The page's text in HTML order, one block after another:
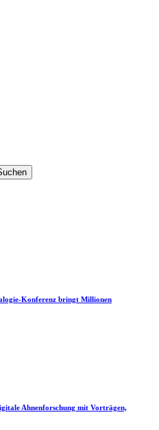
Konferenz bringt Millionen
Ahnenforschung mit Vorträgen,